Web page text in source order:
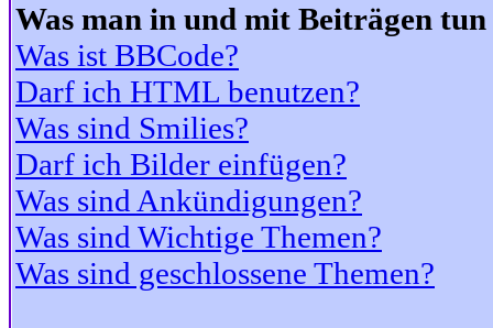
Was man in und mit Beiträgen
Was ist BBCode?
Darf ich HTML benutzen?
Was sind Smilies?
Darf ich Bilder einfügen?
Was sind Ankündigungen?
Was sind Wichtige Themen?
Was sind geschlossene Themen?